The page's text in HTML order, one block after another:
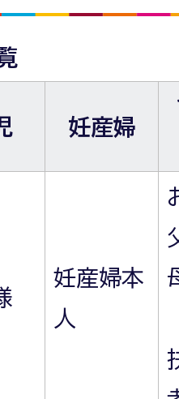
妊産婦
妊産婦本
人